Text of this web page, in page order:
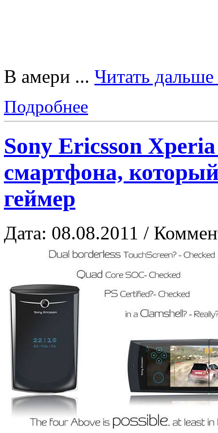
В амери ... Читать дальше
Подробнее
Sony Ericsson
смартфона,
геймер
Дата: 08.08.2011 /